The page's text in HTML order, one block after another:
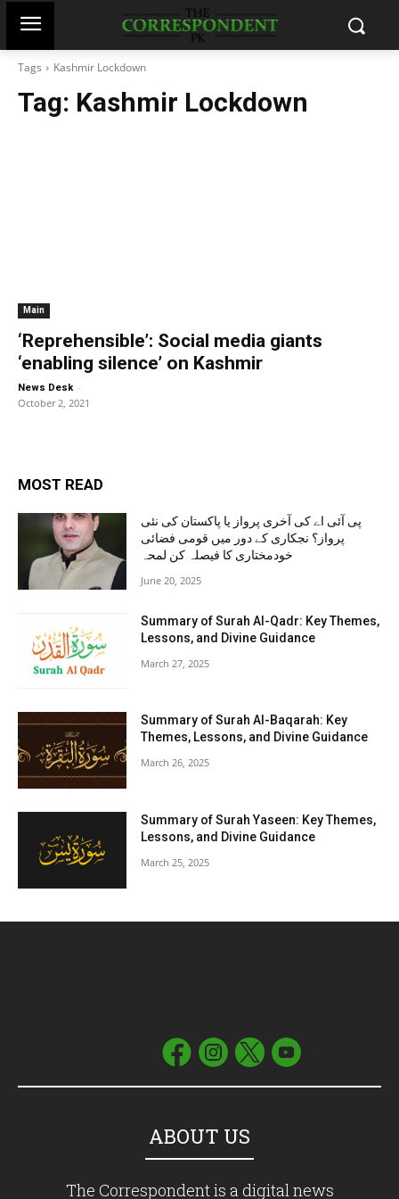
Tags Kashmir Lockdown
Tag: Kashmir Lockdown
Main
‘Reprehensible’: Social media giants
‘enabling silence’ on Kashmir
News Desk -
October 2, 2021
MOST READ
پی آئی اے کی آخری پرواز یا پاکستان کی نئی
پرواز؟ نجکاری کے دور میں قومی فضائی
خودمختاری کا فیصلہ کن لمحہ
June 20, 2025
Summary of Surah Al-Qadr: Key Themes,
Lessons, and Divine Guidance
March 27, 2025
Summary of Surah Al-Baqarah: Key
Themes, Lessons, and Divine Guidance
March 26, 2025
Summary of Surah Yaseen: Key Themes,
Lessons, and Divine Guidance
March 25, 2025
ABOUT US
The Correspondent is a digital news